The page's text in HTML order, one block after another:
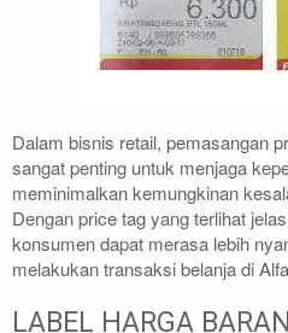
Dalam bisnis retail, pemasangan
sangat penting untuk menjaga
meminimalkan kemungkinan
Dengan price tag yang terlihat
konsumen dapat merasa lebih
melakukan transaksi belanja di
LABEL HARGA